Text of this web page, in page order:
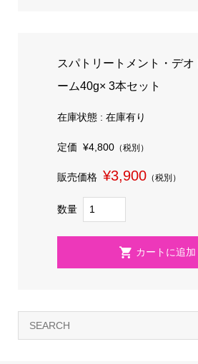
スパトリートメント・デオ
ーム40g× 3本セット
在庫状態 : 在庫有り
定価 ¥4,800（税別）
販売価格 ¥3,900（税別）
数量